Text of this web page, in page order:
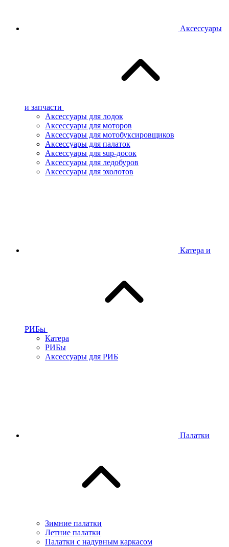
Аксессуары
и запчасти
Аксессуары для лодок
Аксессуары для моторов
Аксессуары для мотобуксировщиков
Аксессуары для палаток
Аксессуары для sup-досок
Аксессуары для ледобуров
Аксессуары для эхолотов
Катера и
РИБы
Катера
РИБы
Аксессуары для РИБ
Палатки
Зимние палатки
Летние палатки
Палатки с надувным каркасом